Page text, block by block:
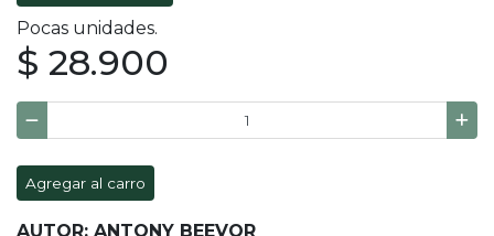
Pocas unidades.
$ 28.900
Agregar al carro
AUTOR: ANTONY BEEVOR